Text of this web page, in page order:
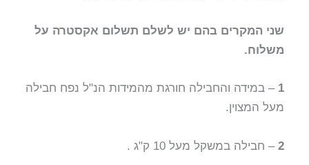
שני המקרים בהם יש לשלם תשלום אקסטרה על
משלוח.
1 – במידה והחבילה חורגת מהמידות הנ"ל נפח חבילה
מעל המצוין.
2 – חבילה במשקל מעל 10 ק"ג .